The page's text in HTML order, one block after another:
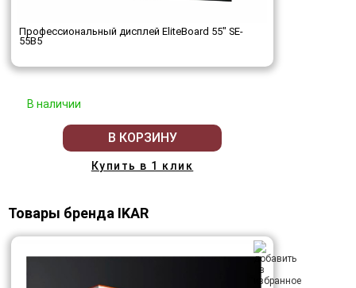
Профессиональный дисплей EliteBoard 55" SE-
55B5
В наличии
В КОРЗИНУ
Купить в 1 клик
Товары бренда IKAR